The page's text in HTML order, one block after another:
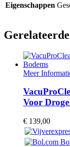
Eigenschappen
Meer
Voor
€ 139,00